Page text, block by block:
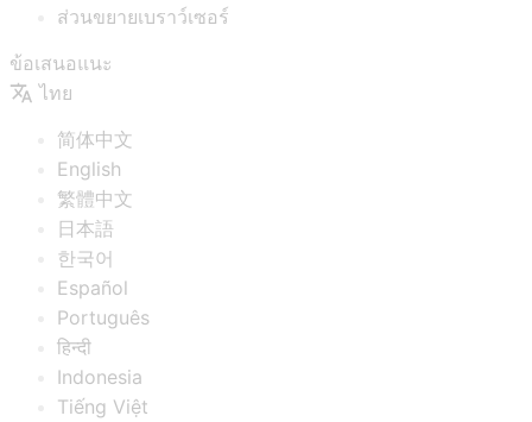
ส่วนขยายเบราว์เซอร์
ข้อเสนอแนะ
ไทย
简体中文
English
繁體中文
日本語
한국어
Español
Português
हिन्दी
Indonesia
Tiếng Việt